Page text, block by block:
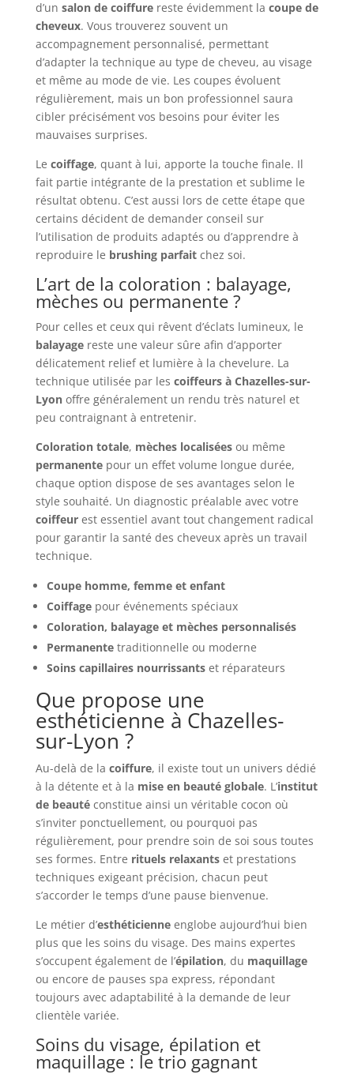
d’un salon de coiffurereste évidemment la coupe de
cheveux. Vous trouverez souvent un
accompagnement personnalisé, permettant
d’adapter la technique au type de cheveu, au visage
et même au mode de vie. Les coupes évoluent
régulièrement, mais un bon professionnel saura
cibler précisément vos besoins pour éviter les
mauvaises surprises.
Le coiffage, quant à lui, apporte la touche finale. Il
fait partie intégrante de la prestation et sublime le
résultat obtenu. C’est aussi lors de cette étape que
certains décident de demander conseil sur
l’utilisation de produits adaptés ou d’apprendre à
reproduire le brushing parfaitchez soi.
L’art de la coloration : balayage,
mèches ou permanente ?
Pour celles et ceux qui rêvent d’éclats lumineux, le
balayagereste une valeur sûre afin d’apporter
délicatement relief et lumière à la chevelure. La
technique utilisée par les coiffeurs à Chazelles-sur-
Lyonoffre généralement un rendu très naturel et
peu contraignant à entretenir.
Coloration totale, mèches localiséesou même
permanentepour un effet volume longue durée,
chaque option dispose de ses avantages selon le
style souhaité. Un diagnostic préalable avec votre
coiffeurest essentiel avant tout changement radical
pour garantir la santé des cheveux après un travail
technique.
Coupe homme, femme et enfant
Coiffagepour événements spéciaux
Coloration, balayage et mèches personnalisés
Permanentetraditionnelle ou moderne
Soins capillaires nourrissantset réparateurs
Que propose une
esthéticienne à Chazelles-
sur-Lyon ?
Au-delà de la coiffure, il existe tout un univers dédié
à la détente et à la mise en beauté globale. L’institut
de beautéconstitue ainsi un véritable cocon où
s’inviter ponctuellement, ou pourquoi pas
régulièrement, pour prendre soin de soi sous toutes
ses formes. Entre rituels relaxantset prestations
techniques exigeant précision, chacun peut
s’accorder le temps d’une pause bienvenue.
Le métier d’esthéticienneenglobe aujourd’hui bien
plus que les soins du visage. Des mains expertes
s’occupent également de l’épilation, du maquillage
ou encore de pauses spa express, répondant
toujours avec adaptabilité à la demande de leur
clientèle variée.
Soins du visage, épilation et
maquillage : le trio gagnant